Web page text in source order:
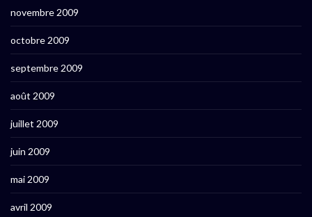
novembre 2009
octobre 2009
septembre 2009
août 2009
juillet 2009
juin 2009
mai 2009
avril 2009